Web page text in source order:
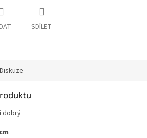
SDÍLET
Diskuze
dobrý